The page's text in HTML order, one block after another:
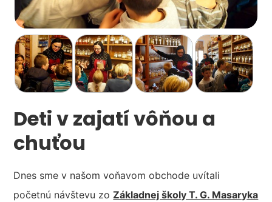
Deti v zajatí vôňou a
chuťou
Dnes sme v našom voňavom obchode uvítali
početnú návštevu zoZákladnej školy T. G. Masaryka